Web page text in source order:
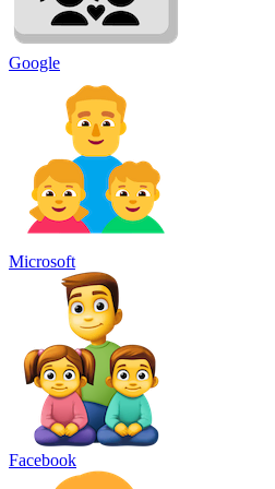
Google
Microsoft
Facebook